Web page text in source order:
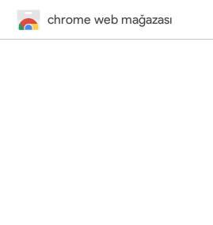
chrome web mağazası